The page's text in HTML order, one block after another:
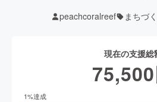
peachcoralreef まちづ
現在の支援総
75,500
1%達成